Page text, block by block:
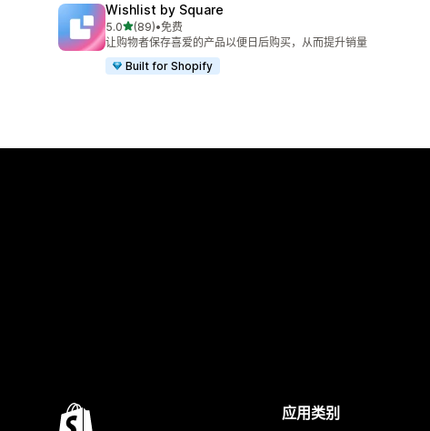
Wishlist by Square
5.0星（满分 5 星）
(89)
总共 89 条评论
•免费
让购物者保存喜爱的产品以便日后购买，从而提升销量
Built for Shopify
应用类别